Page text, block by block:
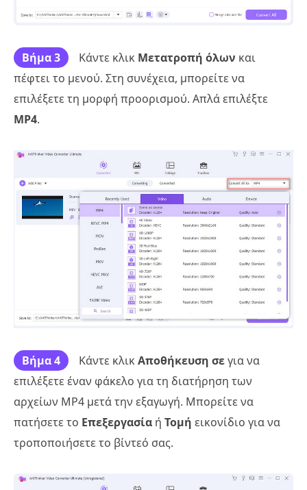
Βήμα 3 Κάντε κλικ Μετατροπή όλων και
πέφτει το μενού. Στη συνέχεια, μπορείτε να
επιλέξετε τη μορφή προορισμού. Απλά επιλέξτε
MP4.
Βήμα 4 Κάντε κλικ Αποθήκευση σεγια να
επιλέξετε έναν φάκελο για τη διατήρηση των
αρχείων MP4 μετά την εξαγωγή. Μπορείτε να
πατήσετε το Επεξεργασία ή Τομή εικονίδιο για να
τροποποιήσετε το βίντεό σας.